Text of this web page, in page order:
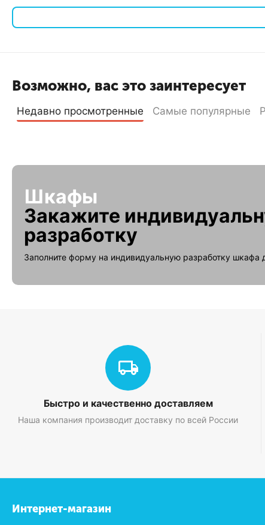
Полезная глубина:900 мм
Преимущества
Статическая нагрузка: Шкаф способен выдерживать
Телекоммуникационный шкаф ШТНП-42U-600-1000-П
оборудования. Этот шкаф сочетает в себе высокое
Возможно, вас это заинтересует
Недавно просмотренные Самые популярные
Шкафы
Закажите
разработку
Заполните форму на индивидуальную разработку шкафа
Быстро и качественно доставляем
Наша компания производит доставку по всей России
Интернет-магазин